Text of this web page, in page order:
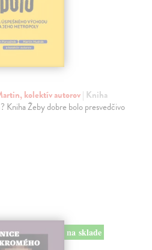
kolektív autorov| Kniha
Kniha Žeby dobre bolo presvedčivo
na sklade